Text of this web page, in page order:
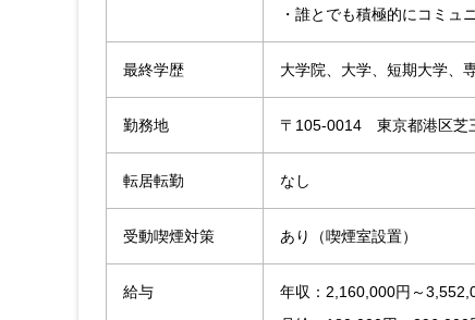
・誰とでも積極的にコミュ
最終学歴 大学院、大学、短期大学、
勤務地 〒105-0014 東京都港区芝
転居転勤 なし
受動喫煙対策 あり（喫煙室設置）
給与
年収：2,160,000円～